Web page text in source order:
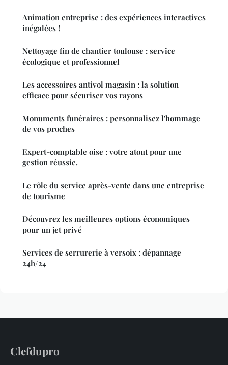
Animation entreprise : des expériences interactives
inégalées !
Nettoyage fin de chantier toulouse : service
écologique et professionnel
Les accessoires antivol magasin : la solution
efficace pour sécuriser vos rayons
Monuments funéraires : personnalisez l'hommage
de vos proches
Expert-comptable oise : votre atout pour une
gestion réussie.
Le rôle du service après-vente dans une entreprise
de tourisme
Découvrez les meilleures options économiques
pour un jet privé
Services de serrurerie à versoix : dépannage
24h/24
Clefdupro